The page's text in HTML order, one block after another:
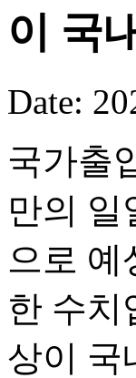
이 국
Date:
국가출
만의 일
으로 예
한 수치
상이 국